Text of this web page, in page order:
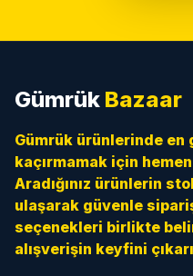
Gümrük Bazaar
Gümrük ürünlerinde en
kaçırmamak için
Aradığınız ürünlerin
ulaşarak güvenle
seçenekleri birlikte
alışverişin keyfini